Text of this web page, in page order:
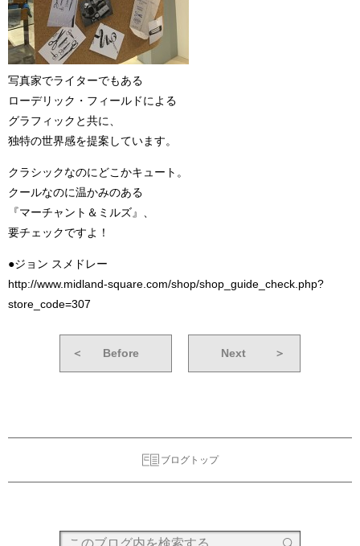
写真家でライターでもある
ローデリック・フィールドによる
グラフィックと共に、
独特の世界感を提案しています。
クラシックなのにどこかキュート。
クールなのに温かみのある
『マーチャント＆ミルズ』、
要チェックですよ！
●ジョン スメドレー
http://www.midland-square.com/shop/shop_guide_check.php?
store_code=307
＜ Before Next ＞
ブログトップ